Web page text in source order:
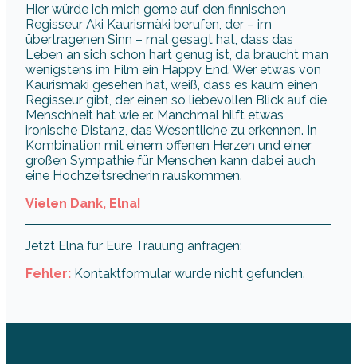
Hier würde ich mich gerne auf den finnischen
Regisseur Aki Kaurismäki berufen, der – im
übertragenen Sinn – mal gesagt hat, dass das
Leben an sich schon hart genug ist, da braucht man
wenigstens im Film ein Happy End. Wer etwas von
Kaurismäki gesehen hat, weiß, dass es kaum einen
Regisseur gibt, der einen so liebevollen Blick auf die
Menschheit hat wie er. Manchmal hilft etwas
ironische Distanz, das Wesentliche zu erkennen. In
Kombination mit einem offenen Herzen und einer
großen Sympathie für Menschen kann dabei auch
eine Hochzeitsrednerin rauskommen.
Vielen Dank, Elna!
Jetzt Elna für Eure Trauung anfragen:
Fehler: Kontaktformular wurde nicht gefunden.